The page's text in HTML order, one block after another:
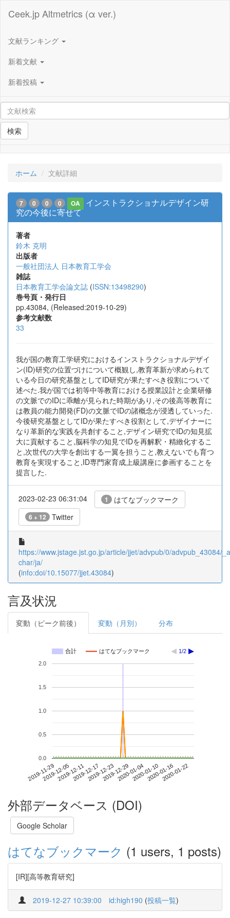
Ceek.jp Altmetrics (α ver.)
文献ランキング
新着文献
新着投稿
検索
ホーム 文献詳細
7 0 0 0 OA
インストラクショナルデザイン研
究の今後に寄せて
著者
鈴木 克明
出版者
一般社団法人 日本教育工学会
雑誌
日本教育工学会論文誌 (ISSN:13498290)
巻号頁・発行日
pp.43084, (Released:2019-10-29)
参考文献数
33
我が国の教育工学研究におけるインストラクショナルデザイ
ン(ID)研究の位置づけについて概観し,教育革新が求められて
いる今日の研究基盤としてID研究が果たすべき役割について
述べた.我が国では初等中等教育における授業設計と企業研修
の文脈でのIDに乖離が見られた時期があり,その後高等教育に
は教員の能力開発(FD)の文脈でIDの諸概念が浸透していった.
今後研究基盤としてIDが果たすべき役割として,デザイナーに
なり革新的な実践を共創すること,デザイン研究でIDの知見拡
大に貢献すること,脳科学の知見でIDを再解釈・精緻化するこ
と,次世代の大学を創出する一翼を担うこと,教えないでも育つ
教育を実現すること,ID専門家育成上級講座に参画することを
提言した.
2023-02-23 06:31:04 1 はてなブックマーク
6 + 12 Twitter
https://www.jstage.jst.go.jp/article/jjet/advpub/0/advpub_43084/
char/ja/
(info:doi/10.15077/jjet.43084)
言及状況
変動（ピーク前後） 変動（月別） 分布
合計 はてなブックマーク 1/2
2019-11-292019-12-052019-12-112019-12-172019-12-232019-12-292020-01-042020-01-102020-01-162020-01-22
0.0
0.5
1.0
1.5
2.0
外部データベース (DOI)
Google Scholar
はてなブックマーク (1 users, 1 posts)
[IR][高等教育研究]
2019-12-27 10:39:00 id:high190 (投稿一覧)